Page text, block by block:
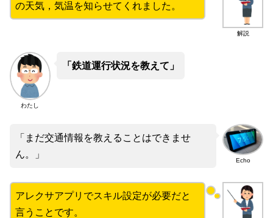
解説
の天気，気温を知らせてくれました。
わたし
「鉄道運行状況を教えて」
Echo
「まだ交通情報を教えることはできませ
ん。」
アレクサアプリでスキル設定が必要だと
言うことです。